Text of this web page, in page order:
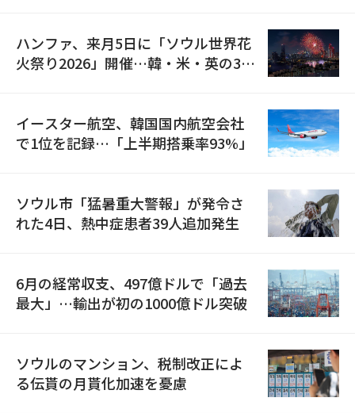
ハンファ、来月5日に「ソウル世界花
火祭り2026」開催…韓・米・英の3カ
イースター航空、韓国国内航空会社
で1位を記録…「上半期搭乗率93%」
ソウル市「猛暑重大警報」が発令さ
れた4日、熱中症患者39人追加発生
6月の経常収支、497億ドルで「過去
最大」…輸出が初の1000億ドル突破
ソウルのマンション、税制改正によ
る伝貰の月貰化加速を憂慮